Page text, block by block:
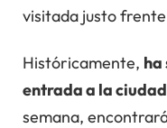
visitada justo
Históricamente, ha
entrada a la ciudad
semana,